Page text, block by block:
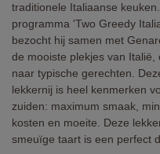
traditionele Italiaanse
programma 'Two Greedy
bezocht hij samen met
de mooiste plekjes van Italië,
naar typische gerechten.
lekkernij is heel kenmerken
zuiden: maximum smaak,
kosten en moeite. Deze
smeuïge taart is een perfect